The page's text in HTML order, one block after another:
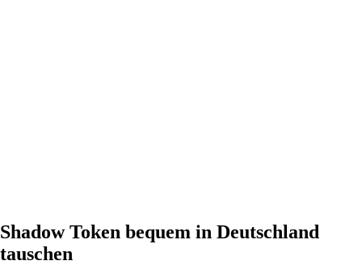
Shadow Token bequem in Deutschland
tauschen